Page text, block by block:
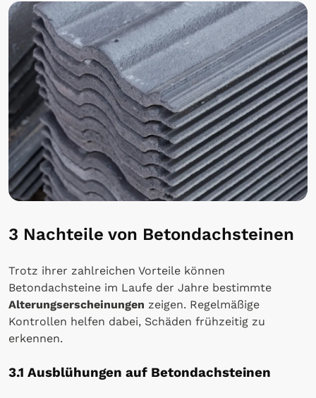
3 Nachteile von Betondachsteinen
Trotz ihrer zahlreichen Vorteile können
Betondachsteine im Laufe der Jahre bestimmte
Alterungserscheinungen zeigen. Regelmäßige
Kontrollen helfen dabei, Schäden frühzeitig zu
erkennen.
3.1 Ausblühungen auf Betondachsteinen